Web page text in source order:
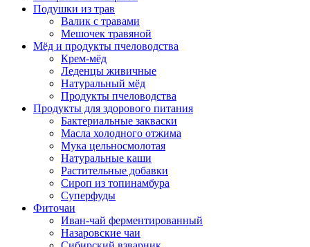
Подушки из трав
Валик с травами
Мешочек травяной
Мёд и продукты пчеловодства
Крем-мёд
Леденцы живичные
Натуральный мёд
Продукты пчеловодства
Продукты для здорового питания
Бактериальные закваски
Масла холодного отжима
Мука цельносмолотая
Натуральные каши
Растительные добавки
Сироп из топинамбура
Суперфуды
Фиточаи
Иван-чай ферментированный
Назаровские чаи